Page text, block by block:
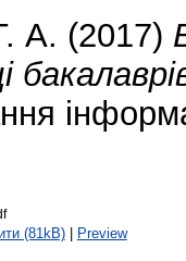
А. (2017)
(81kB)| Preview